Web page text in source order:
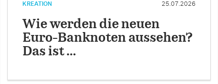
KREATION 25.07.2026
Wie werden die neuen
Euro-Banknoten aussehen?
Das ist …